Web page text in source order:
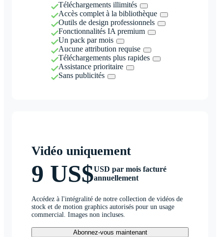
Téléchargements illimités
Accès complet à la bibliothèque
Outils de design professionnels
Fonctionnalités IA premium
Un pack par mois
Aucune attribution requise
Téléchargements plus rapides
Assistance prioritaire
Sans publicités
Vidéo uniquement
9 US$USD par mois facturé
annuellement
Accédez à l'intégralité de notre collection de vidéos de
stock et de motion graphics autorisés pour un usage
commercial. Images non incluses.
Abonnez-vous maintenant